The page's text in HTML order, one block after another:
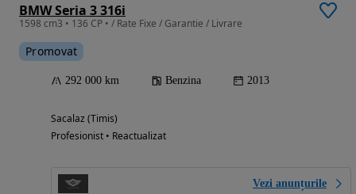
BMW Seria 3 316i
1598 cm3 • 136 CP • / Rate Fixe / Garantie / Livrare
Promovat
292 000 km Benzina 2013
Sacalaz (Timis)
Profesionist • Reactualizat
Vezi anunțurile